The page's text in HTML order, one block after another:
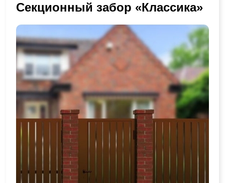
Секционный забор «Классика»